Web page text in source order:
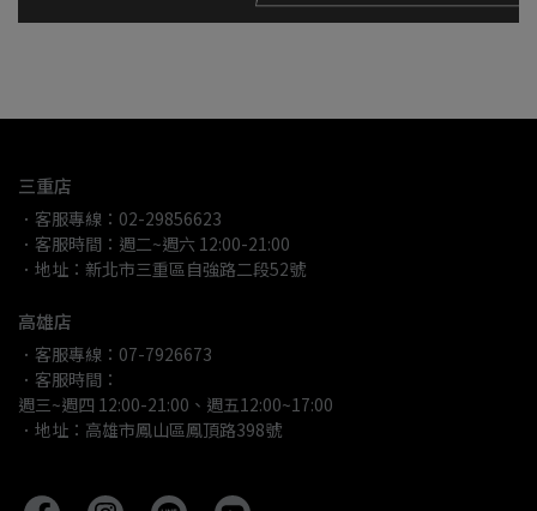
三重店
．客服專線：02-29856623
．客服時間：週二~週六 12:00-21:00
．地址：新北市三重區自強路二段52號
高雄店
．客服專線：07-7926673
．客服時間：
週三~週四 12:00-21:00、週五12:00~17:00
．地址：高雄市鳳山區鳳頂路398號